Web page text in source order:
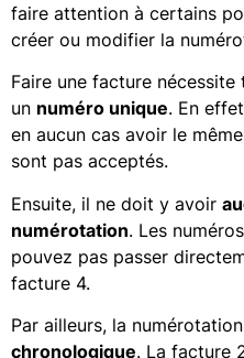
faire attention à certains
créer ou modifier la
Faire une facture
un numéro unique. En
en aucun cas avoir le
sont pas acceptés.
Ensuite, il ne doit y avoir
numérotation. Les
pouvez pas passer
facture 4.
Par ailleurs, la
chronologique. La facture